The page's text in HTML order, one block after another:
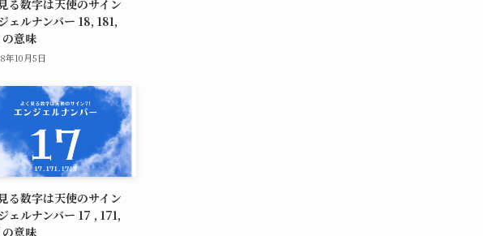
る数字は天使のサイン
ェルナンバー 18, 181,
意味
年10月5日
る数字は天使のサイン
ェルナンバー 17 , 171,
意味